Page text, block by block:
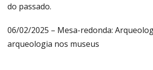
do passado.
06/02/2025 – Mesa-redonda:
arqueologia nos museus